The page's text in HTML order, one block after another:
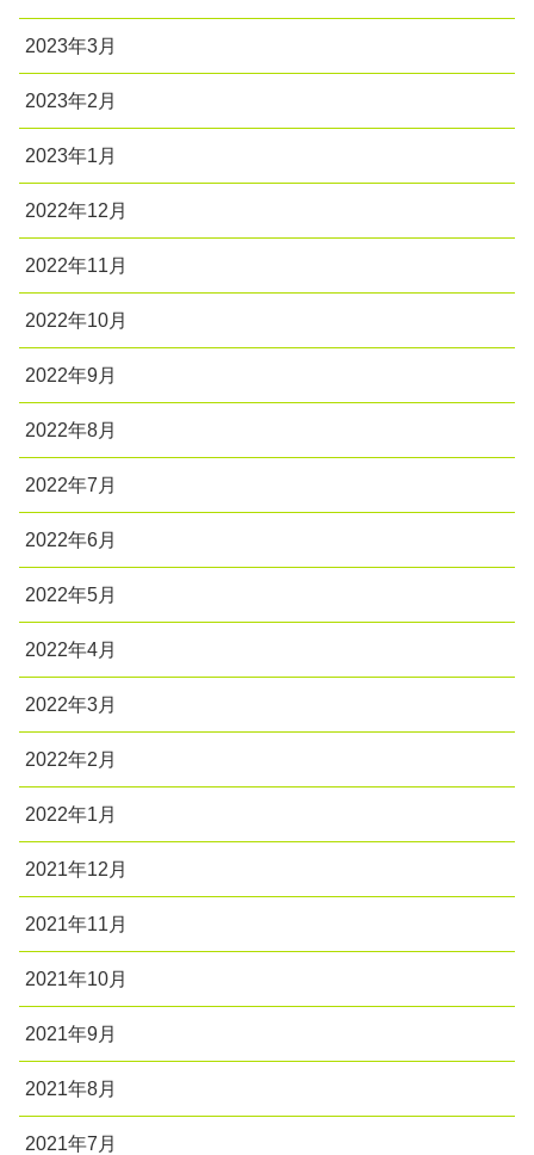
2023年3月
2023年2月
2023年1月
2022年12月
2022年11月
2022年10月
2022年9月
2022年8月
2022年7月
2022年6月
2022年5月
2022年4月
2022年3月
2022年2月
2022年1月
2021年12月
2021年11月
2021年10月
2021年9月
2021年8月
2021年7月